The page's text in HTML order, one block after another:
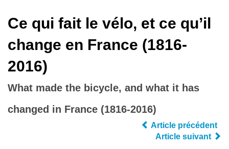
Ce qui fait le vélo, et ce qu’il
change en France (1816-
2016)
What made the bicycle, and what it has
changed in France (1816‐2016)
Article précédent
Article suivant